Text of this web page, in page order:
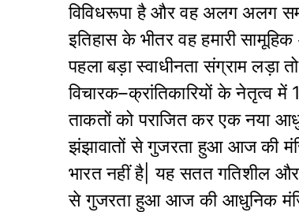
विविधरूपा है और वह अलग अलग
इतिहास के भीतर वह हमारी
पहला बड़ा स्वाधीनता संग्राम
विचारक–क्रांतिकारियों के
ताकतों को पराजित कर एक नया
झंझावातों से गुजरता हुआ आज की
भारत नहीं है| यह सतत गतिशील और
से गुजरता हुआ आज की आधुनिक